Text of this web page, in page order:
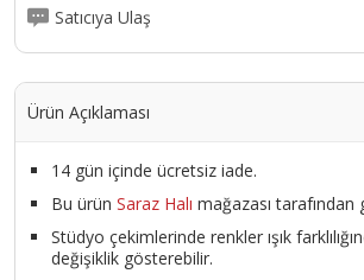
Satıcıya Ulaş
Ürün Açıklaması
14 gün içinde ücretsiz iade.
Bu ürün Saraz Halı mağazası
Stüdyo çekimlerinde renkler ışık
değişiklik gösterebilir.